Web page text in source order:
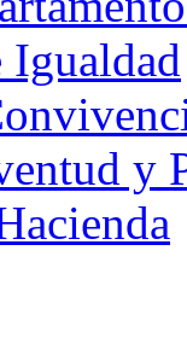
Igualdad
y